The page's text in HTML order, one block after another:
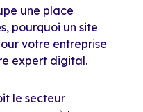
une place
pourquoi un site
votre entreprise
expert digital.
le secteur